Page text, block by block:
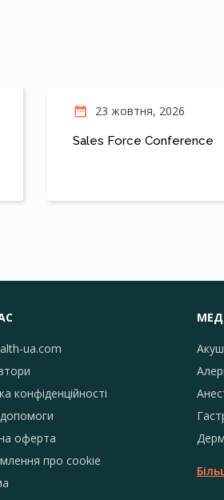
23 жовтня, 2026
Sales Force Conference
ua.com
конфіденційності
оферта
про сookie